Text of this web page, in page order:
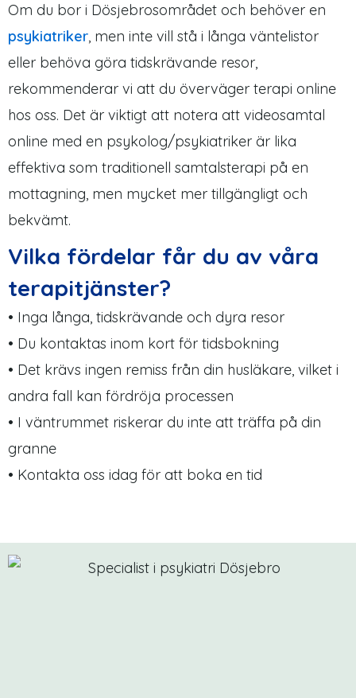
Om du bor i Dösjebrosområdet och behöver en
psykiatriker, men inte vill stå i långa väntelistor
eller behöva göra tidskrävande resor,
rekommenderar vi att du överväger terapi online
hos oss. Det är viktigt att notera att videosamtal
online med en psykolog/psykiatriker är lika
effektiva som traditionell samtalsterapi på en
mottagning, men mycket mer tillgängligt och
bekvämt.
Vilka fördelar får du av våra
terapitjänster?
• Inga långa, tidskrävande och dyra resor
• Du kontaktas inom kort för tidsbokning
• Det krävs ingen remiss från din husläkare, vilket i
andra fall kan fördröja processen
• I väntrummet riskerar du inte att träffa på din
granne
• Kontakta oss idag för att boka en tid